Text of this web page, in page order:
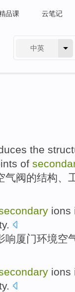
品课 云笔记
中英
the
of
气阀的结构、
ions
.
响厦门环境空
ions
.